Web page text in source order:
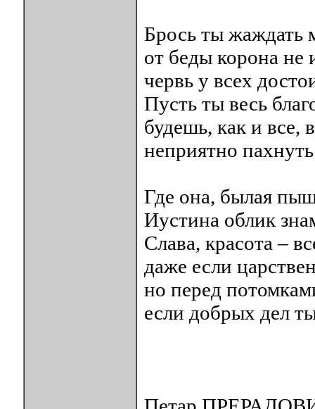
Брось ты жаждать
от беды корона не
червь у всех
Пусть ты весь
будешь, как и все,
неприятно
Где она, былая
Иустина облик
Слава, красота –
даже если
но перед
если добрых дел